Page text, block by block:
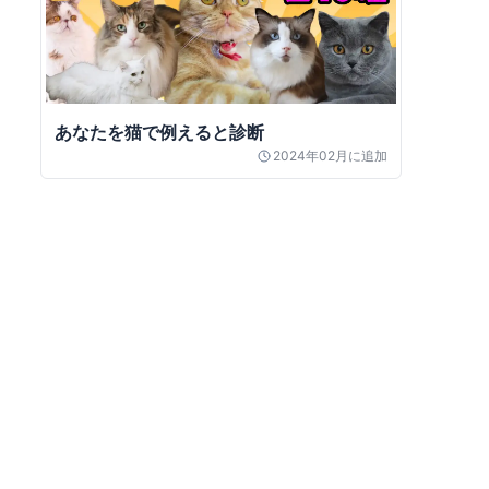
あなたを猫で例えると診断
2024年02月 に追加